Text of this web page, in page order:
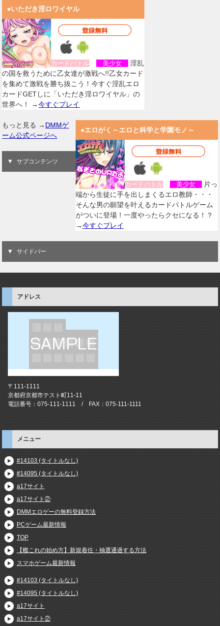
●いただき淫ロワイヤル
カードバトル 美少女
淫乱
の国を救うために乙女達が激戦へ!!乙女カード
を集めて激戦を勝ち抜こう！今すぐ淫乱エロ
カードGETしに「いただき淫ロワイヤル」の
世界へ！ →今すぐプレイ
●エロがく～エロと科学と学園モノ～
カードバトル 美少女
片っ
端から生徒に手を出しまくるエロ教師・・・
そんな男の願望を叶えるカードバトルゲーム
がついに登場！一度やったらクセになる！？
→今すぐプレイ
もっと見る → DMMゲ
ーム公式ページへ
サブコンテンツ
サイドバー
アドレス
〒111-1111
京都府京都市テスト町11-11
電話番号：075-111-1111 / FAX：075-111-1111
メニュー
#14103 (タイトルなし)
#14095 (タイトルなし)
a17サイト
a17サイト②
DMMエロゲーの無料登録方法
PCゲーム最新情報
TOP
【艦これの始め方】新規着任・抽選通過する方法
スマホゲーム最新情報
#14103 (タイトルなし)
#14095 (タイトルなし)
a17サイト
a17サイト②